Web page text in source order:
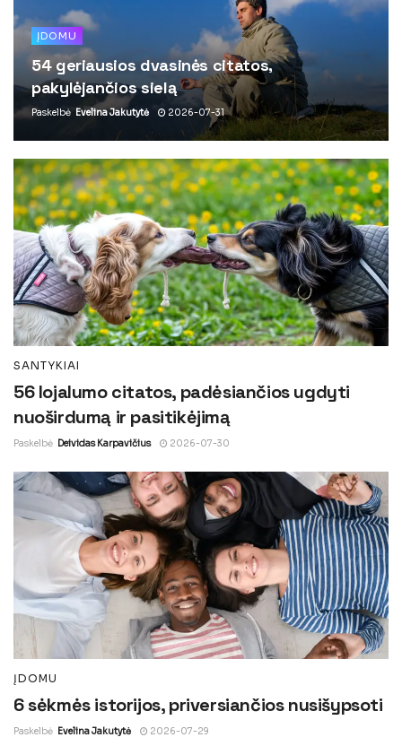
ĮDOMU
54 geriausios dvasinės citatos,
pakylėjančios sielą
Paskelbė Evelina Jakutytė 2026-07-31
SANTYKIAI
56 lojalumo citatos, padėsiančios ugdyti
nuoširdumą ir pasitikėjimą
Paskelbė Deividas Karpavičius 2026-07-30
ĮDOMU
6 sėkmės istorijos, priversiančios nusišypsoti
Paskelbė Evelina Jakutytė 2026-07-29